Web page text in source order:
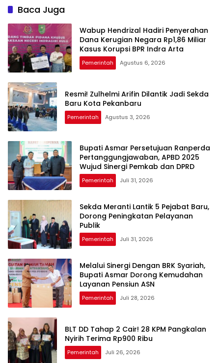
Baca Juga
Wabup Hendrizal Hadiri Penyerahan
Dana Kerugian Negara Rp1,86 Miliar
Kasus Korupsi BPR Indra Arta
Pemerintah Agustus 6, 2026
Resmi! Zulhelmi Arifin Dilantik Jadi Sekda
Baru Kota Pekanbaru
Pemerintah Agustus 3, 2026
Bupati Asmar Persetujuan Ranperda
Pertanggungjawaban, APBD 2025
Wujud Sinergi Pemkab dan DPRD
Pemerintah Juli 31, 2026
Sekda Meranti Lantik 5 Pejabat Baru,
Dorong Peningkatan Pelayanan
Publik
Pemerintah Juli 31, 2026
Melalui Sinergi Dengan BRK Syariah,
Bupati Asmar Dorong Kemudahan
Layanan Pensiun ASN
Pemerintah Juli 28, 2026
BLT DD Tahap 2 Cair! 28 KPM Pangkalan
Nyirih Terima Rp900 Ribu
Pemerintah Juli 26, 2026